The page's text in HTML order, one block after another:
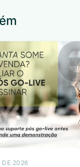
DE 2026